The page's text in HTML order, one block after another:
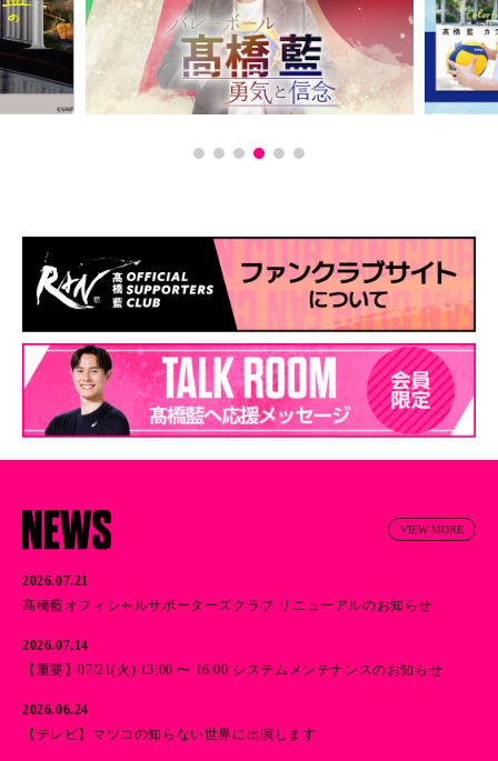
VIEW MORE
2026.07.21
髙橋藍オフィシャルサポーターズクラブ リニューアルのお知らせ
2026.07.14
【重要】07/21(火) 13:00 〜 16:00 システムメンテナンスのお知らせ
2026.06.24
【テレビ】マツコの知らない世界に出演します